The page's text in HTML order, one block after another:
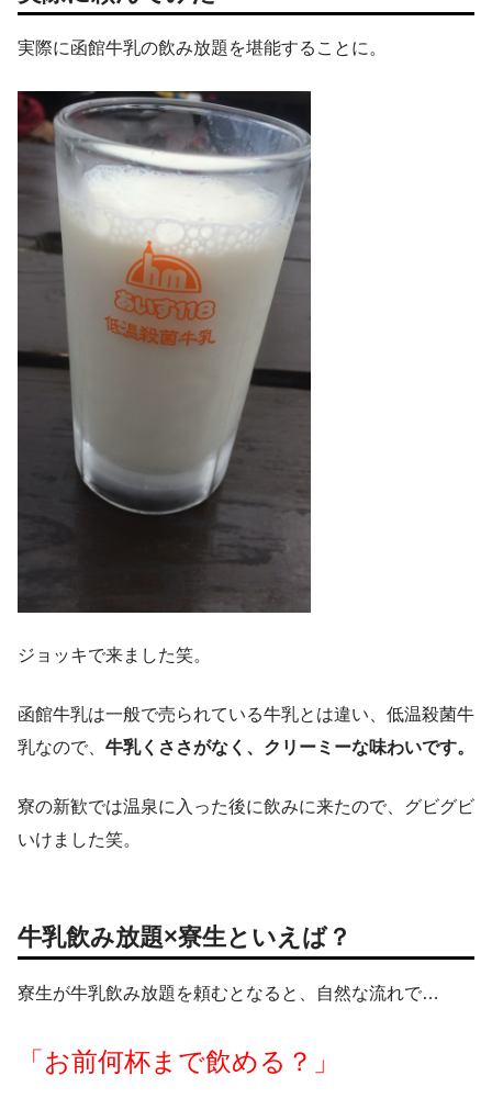
実際に函館牛乳の飲み放題を堪能することに。
ジョッキで来ました笑。
函館牛乳は一般で売られている牛乳とは違い、低温殺菌牛
乳なので、 牛乳くささがなく、クリーミーな味わいです。
寮の新歓では温泉に入った後に飲みに来たので、グビグビ
いけました笑。
牛乳飲み放題×寮生といえば？
寮生が牛乳飲み放題を頼むとなると、自然な流れで…
「お前何杯まで飲める？」